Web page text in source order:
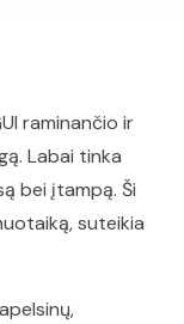
raminančio ir
Labai tinka
bei įtampą. Ši
suteikia